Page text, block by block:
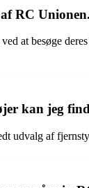
RC
at besøge
kan jeg
udvalg af